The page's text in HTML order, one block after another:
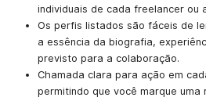
individuais de cada freelancer ou
Os perfis listados são fáceis de
a essência da biografia,
previsto para a colaboração.
Chamada clara para ação em
permitindo que você marque uma